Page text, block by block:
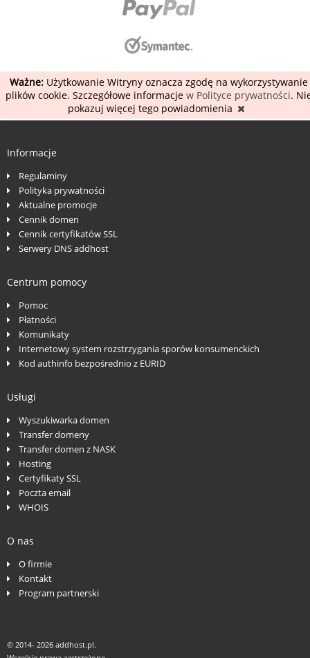
Ważne:Użytkowanie Witryny oznacza zgodę na wykorzystywanie
plików cookie. Szczegółowe informacje w Polityce prywatności.
pokazuj więcej tego powiadomienia
Informacje
Regulaminy
Polityka prywatności
Aktualne promocje
Cennik domen
Cennik certyfikatów SSL
Serwery DNS addhost
Centrum pomocy
Pomoc
Płatności
Komunikaty
Internetowy system rozstrzygania sporów konsumenckich
Kod authinfo bezpośrednio z EURID
Usługi
Wyszukiwarka domen
Transfer domeny
Transfer domen z NASK
Hosting
Certyfikaty SSL
Poczta email
WHOIS
O nas
O firmie
Kontakt
Program partnerski
© 2014- 2026 addhost.pl.